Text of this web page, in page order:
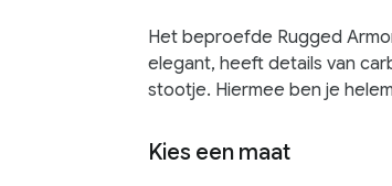
Het beproefde Rugged
elegant, heeft details van
stootje. Hiermee ben je
Kies een maat